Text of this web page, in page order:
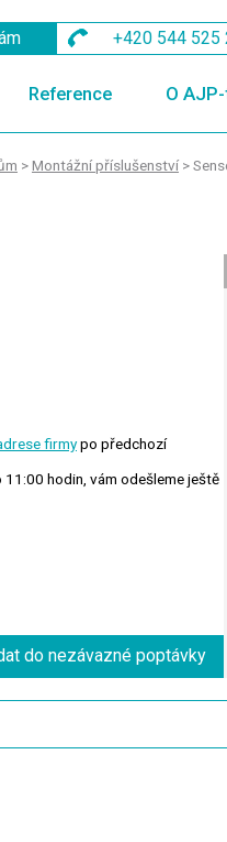
+420 544 525
Reference O
>Montážní příslušenství >
firmypo předchozí
hodin, vám odešleme ještě
do nezávazné poptávky